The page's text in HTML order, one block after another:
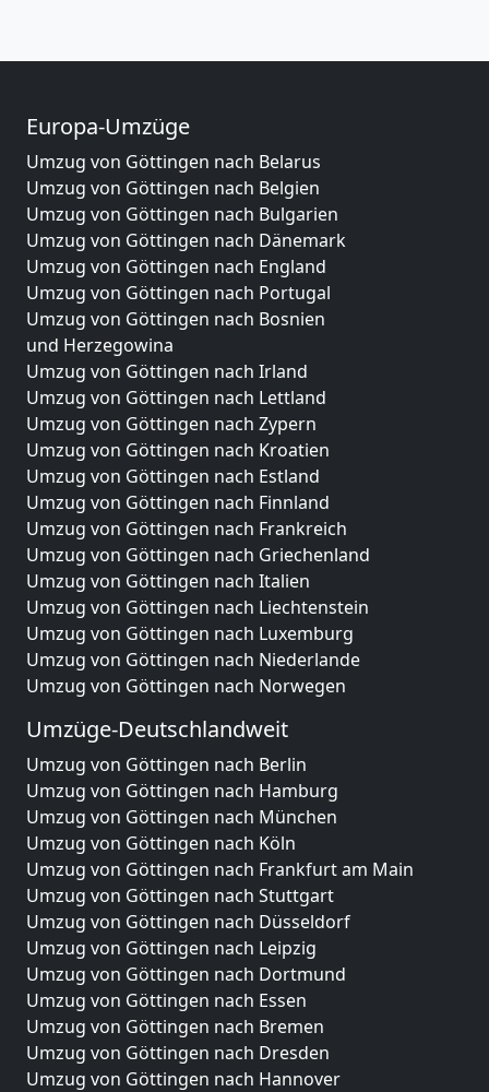
Europa-Umzüge
Umzug von Göttingen nach Belarus
Umzug von Göttingen nach Belgien
Umzug von Göttingen nach Bulgarien
Umzug von Göttingen nach Dänemark
Umzug von Göttingen nach England
Umzug von Göttingen nach Portugal
Umzug von Göttingen nach Bosnien
und Herzegowina
Umzug von Göttingen nach Irland
Umzug von Göttingen nach Lettland
Umzug von Göttingen nach Zypern
Umzug von Göttingen nach Kroatien
Umzug von Göttingen nach Estland
Umzug von Göttingen nach Finnland
Umzug von Göttingen nach Frankreich
Umzug von Göttingen nach Griechenland
Umzug von Göttingen nach Italien
Umzug von Göttingen nach Liechtenstein
Umzug von Göttingen nach Luxemburg
Umzug von Göttingen nach Niederlande
Umzug von Göttingen nach Norwegen
Umzüge-Deutschlandweit
Umzug von Göttingen nach Berlin
Umzug von Göttingen nach Hamburg
Umzug von Göttingen nach München
Umzug von Göttingen nach Köln
Umzug von Göttingen nach Frankfurt am Main
Umzug von Göttingen nach Stuttgart
Umzug von Göttingen nach Düsseldorf
Umzug von Göttingen nach Leipzig
Umzug von Göttingen nach Dortmund
Umzug von Göttingen nach Essen
Umzug von Göttingen nach Bremen
Umzug von Göttingen nach Dresden
Umzug von Göttingen nach Hannover